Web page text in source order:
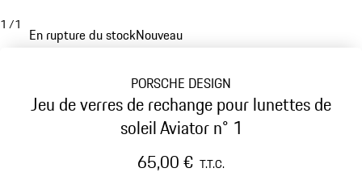
1 /1
En rupture du stockNouveau
PORSCHE DESIGN
Jeu de verres de rechange pour lunettes de
soleil Aviator n° 1
65,00 € T.T.C.